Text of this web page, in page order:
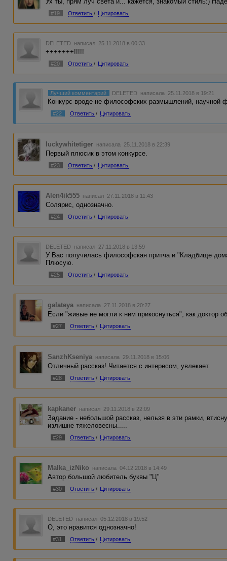
#19 Ответить / Цитировать
DELETED написал 25.11.2018 в 00:33
+++++++!!!!!
#20 Ответить / Цитировать
Лучший комментарий DELETED написала 25.11.2018 в 19:21
Конкурс вроде не философских размышлений, научной
#22 Ответить / Цитировать
luckywhitetiger написала 25.11.2018 в 22:39
Первый плюсик в этом конкурсе.
#23 Ответить / Цитировать
Alen4ik555 написал 27.11.2018 в 11:43
Солярис, однозначно.
#24 Ответить / Цитировать
DELETED написал 27.11.2018 в 13:59
У Вас получилась философская притча и "Кладбище
Плюсую.
#25 Ответить / Цитировать
galateya написала 27.11.2018 в 20:27
Если "живые не могли к ним прикоснуться", как доктор
#27 Ответить / Цитировать
SanzhKseniya написала 29.11.2018 в 15:06
Отличный рассказ! Читается с интересом, увлекает.
#28 Ответить / Цитировать
kapkaner написал 29.11.2018 в 22:09
Задание - небольшой рассказ, нельзя в эти рамки,
излишне тяжеловесны.....
#29 Ответить / Цитировать
Malka_izNiko написала 04.12.2018 в 14:49
Автор большой любитель буквы "Ц"
#30 Ответить / Цитировать
DELETED написал 05.12.2018 в 19:52
О, это нравится однозначно!
#31 Ответить / Цитировать